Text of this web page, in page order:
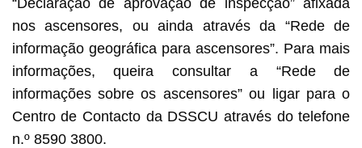
nos ascensores, ou ainda através da “Rede de
informação geográfica para ascensores”. Para mais
informações, queira consultar a “Rede de
informações sobre os ascensores” ou ligar para o
Centro de Contacto da DSSCU através do telefone
n.º 8590 3800.